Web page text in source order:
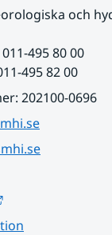
och
495 80 00
495 82 00
202100-0696